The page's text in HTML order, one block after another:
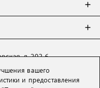
д. 202-6
вашего
и предоставления